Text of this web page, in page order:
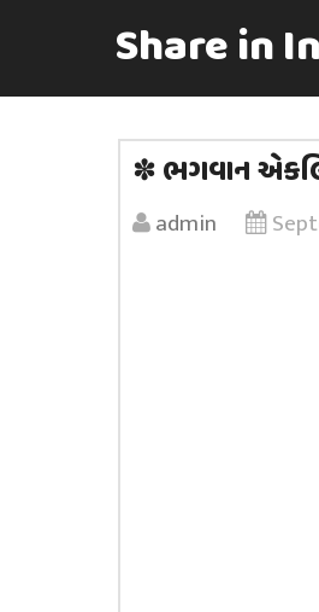
Share in
✽ ભગવાન
admin